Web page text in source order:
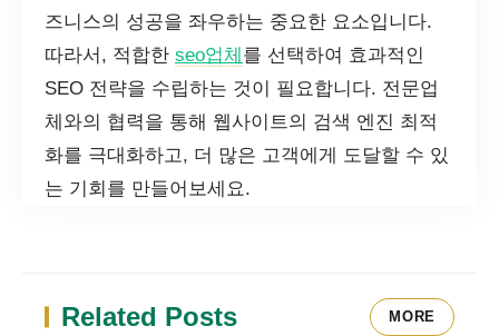
즈니스의 성공을 좌우하는 중요한 요소입니다.
따라서, 적합한 seo업체 를 선택하여 효과적인
SEO 전략을 수립하는 것이 필요합니다. 전문업
체와의 협력을 통해 웹사이트의 검색 엔진 최적
화를 극대화하고, 더 많은 고객에게 도달할 수 있
는 기회를 만들어보세요.
Related Posts MORE